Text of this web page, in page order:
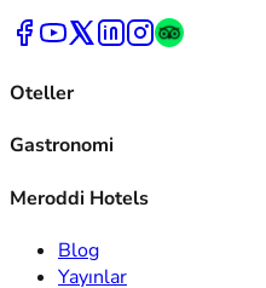
Oteller
Gastronomi
Meroddi Hotels
Blog
Yayınlar